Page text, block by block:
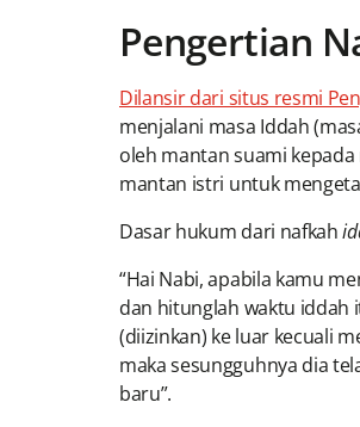
Pengertian
Dilansir dari situs resmi
menjalani masa Iddah
oleh mantan suami
mantan istri untuk
Dasar hukum dari nafkah
“Hai Nabi, apabila kamu
dan hitunglah waktu iddah
(diizinkan) ke luar kecuali
maka sesungguhnya dia
baru”.